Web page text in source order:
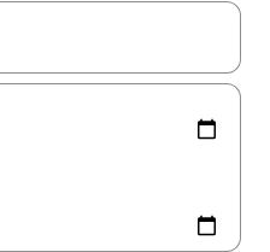
disponíveis, explore-os